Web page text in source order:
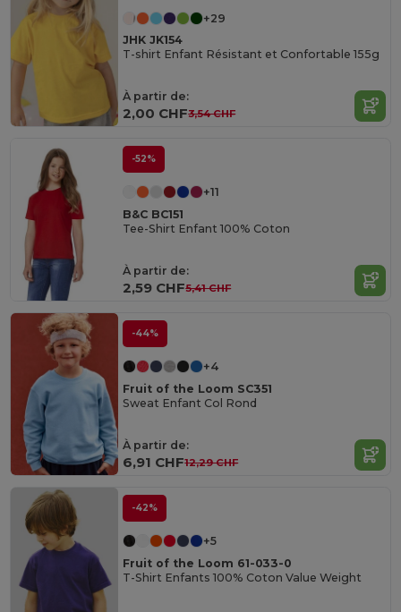
+29
JHK JK154
T-shirt Enfant Résistant et Confortable 155g
À partir de:
2,00 CHF3,54 CHF
-52%
+11
B&C BC151
Tee-Shirt Enfant 100% Coton
À partir de:
2,59 CHF5,41 CHF
-44%
+4
Fruit of the Loom SC351
Sweat Enfant Col Rond
À partir de:
6,91 CHF12,29 CHF
-42%
+5
Fruit of the Loom 61-033-0
T-Shirt Enfants 100% Coton Value Weight